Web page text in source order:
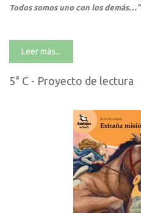
Todos somos uno con los demás…”
Leer más...
5° C - Proyecto de lectura